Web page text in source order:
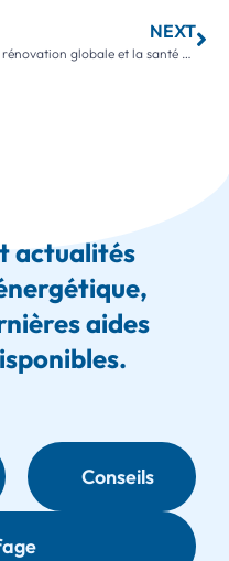
NEXT
La rénovation globale et la santé des occupants
actualités
aides
Conseils